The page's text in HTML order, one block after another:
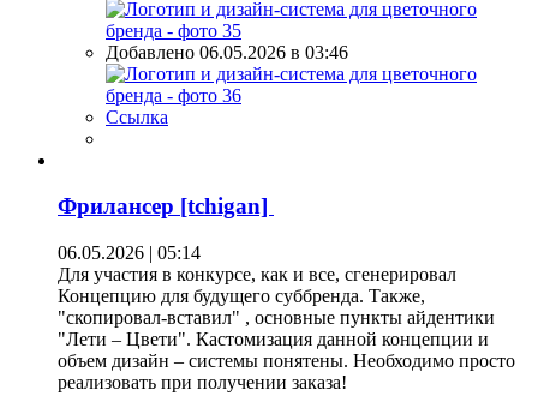
Добавлено 06.05.2026 в 03:46
Ссылка
Фрилансер [tchigan]
06.05.2026 | 05:14
Для участия в конкурсе, как и все, сгенерировал
Концепцию для будущего суббренда. Также,
"скопировал-вставил" , основные пункты айдентики
"Лети – Цвети". Кастомизация данной концепции и
объем дизайн – системы понятены. Необходимо просто
реализовать при получении заказа!